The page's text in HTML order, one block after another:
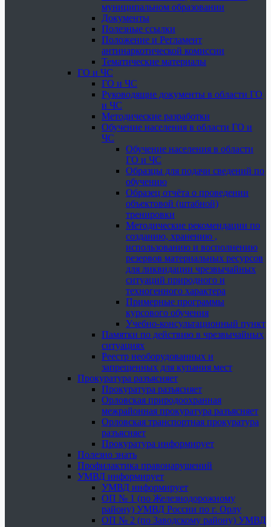
муниципальном образовании
Документы
Полезные ссылки
Положение и Регламент
антинаркотической комиссии
Тематические материалы
ГО и ЧС
ГО и ЧС
Руководящие документы в области ГО
и ЧС
Методические разработки
Обучение населения в области ГО и
ЧС
Обучение населения в области
ГО и ЧС
Образцы для подачи сведений по
обучению
Образец отчёта о проведении
объектовой (штабной)
тренировки
Методические рекомендации по
созданию, хранению ,
использованию и восполнению
резервов материальных ресурсов
для ликвидации чрезвычайных
ситуаций природного и
техногенного характера
Примерные программы
курсового обучения
Учебно-консультационный пункт
Памятки по действию в чрезвычайных
ситуациях
Реестр необорудованных и
запрещенных для купания мест
Прокуратура разъясняет
Прокуратура разъясняет
Орловская природоохранная
межрайонная прокуратура разъясняет
Орловская транспортная прокуратура
разъясняет
Прокуратура информирует
Полезно знать
Профилактика правонарушений
УМВД информирует
УМВД информирует
ОП № 1 (по Железнодорожному
району) УМВД России по г. Орлу
ОП № 2 (по Заводскому району) УМВД